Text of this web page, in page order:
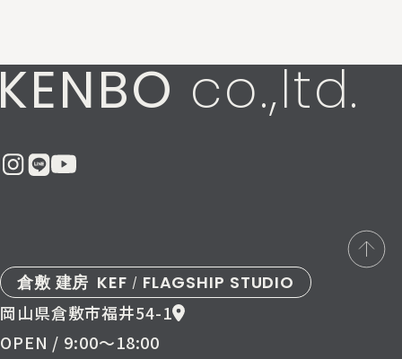
co.,ltd.
倉敷 建房 KEF / FLAGSHIP STUDIO
岡山県倉敷市福井54-1
OPEN / 9:00〜18:00